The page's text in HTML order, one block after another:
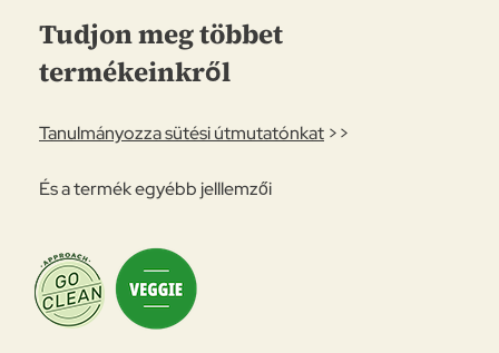
Tudjon meg többet
termékeinkről
Tanulmányozza sütési útmutatónkat >>
És a termék egyébb jelllemzői